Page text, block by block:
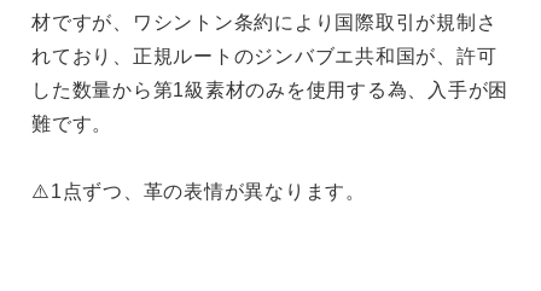
材ですが、ワシントン条約により国際取引が規制さ
れており、正規ルートのジンバブエ共和国が、許可
した数量から第1級素材のみを使用する為、入手が困
難です。
⚠️1点ずつ、革の表情が異なります。